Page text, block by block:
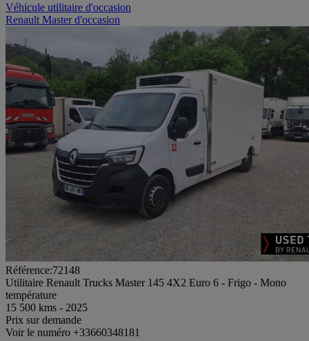
Véhicule utilitaire d'occasion
Renault Master d'occasion
Référence:72148
Utilitaire Renault Trucks Master 145 4X2 Euro 6 - Frigo - Mono
température
15 500 kms - 2025
Prix sur demande
Voir le numéro +33660348181